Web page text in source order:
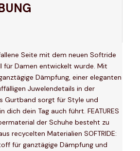
Seite mit dem neuen Softride
für Damen entwickelt wurde. Mit
ganztägige Dämpfung, einer eleganten
Juwelendetails in der
Gurtband sorgt für Style und
dich dein Tag auch führt. FEATURES
der Schuhe besteht zu
recycelten Materialien SOFTRIDE:
für ganztägige Dämpfung und